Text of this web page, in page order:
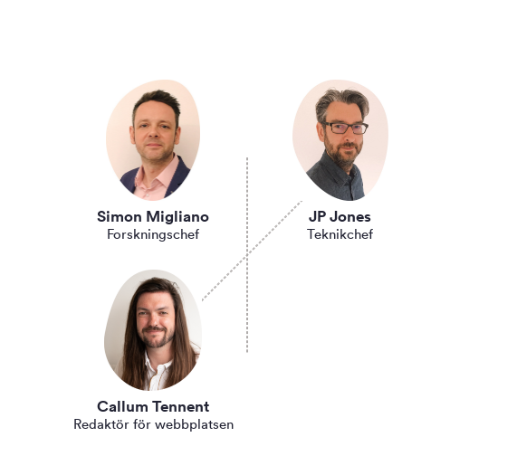
Simon Migliano
Forskningschef
JP Jones
Teknikchef
Callum Tennent
Redaktör för webbplatsen